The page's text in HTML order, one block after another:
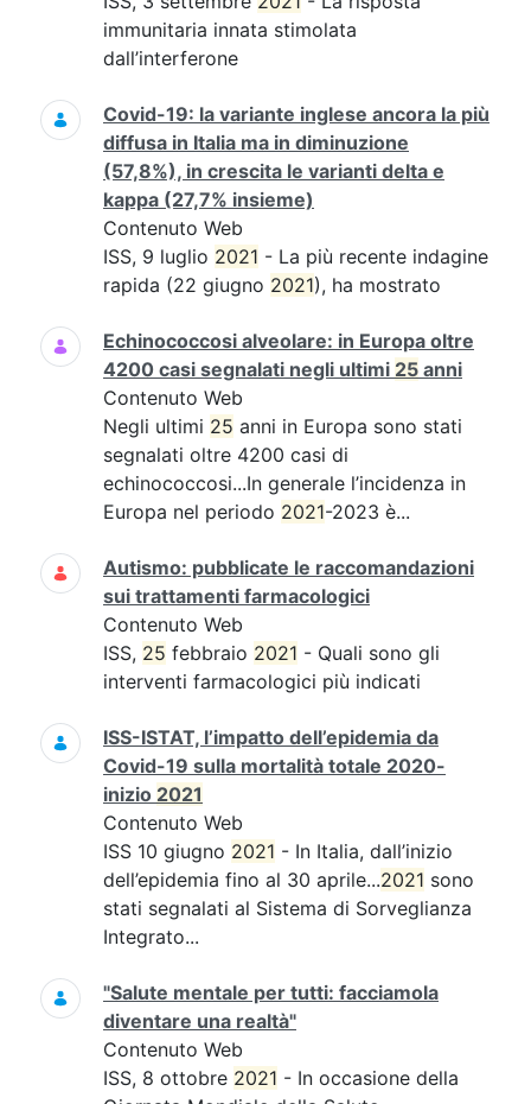
immunitaria innata stimolata
dall’interferone
Covid-19: la variante inglese ancora la più
diffusa in Italia ma in diminuzione
(57,8%), in crescita le varianti delta e
kappa (27,7% insieme)
Contenuto Web
ISS, 9 luglio 2021 - La più recente indagine
rapida (22 giugno 2021), ha mostrato
Echinococcosi alveolare: in Europa oltre
4200 casi segnalati negli ultimi 25 anni
Contenuto Web
Negli ultimi 25 anni in Europa sono stati
segnalati oltre 4200 casi di
echinococcosi...In generale l’incidenza in
Europa nel periodo 2021-2023 è...
Autismo: pubblicate le raccomandazioni
sui trattamenti farmacologici
Contenuto Web
ISS, 25 febbraio 2021 - Quali sono gli
interventi farmacologici più indicati
ISS-ISTAT, l’impatto dell’epidemia da
Covid-19 sulla mortalità totale 2020-
inizio 2021
Contenuto Web
ISS 10 giugno 2021 - In Italia, dall’inizio
dell’epidemia fino al 30 aprile...2021 sono
stati segnalati al Sistema di Sorveglianza
Integrato...
"Salute mentale per tutti: facciamola
diventare una realtà"
Contenuto Web
ISS, 8 ottobre 2021 - In occasione della